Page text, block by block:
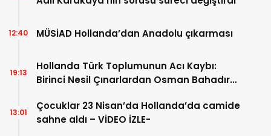
MÜSİAD Hollanda’dan Anadolu çıkarması
12:40
Hollanda Türk Toplumunun Acı Kaybı:
Birinci Nesil Çınarlardan Osman Bahadır
19:13
Çocuklar 23 Nisan’da Hollanda’da camide
sahne aldı – VİDEO İZLE-
13:01